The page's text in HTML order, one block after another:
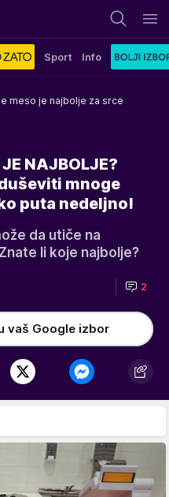
Sport Info
meso je najbolje za srce
NAJBOLJE?
mnoge
puta nedeljno!
da utiče na
li koje najbolje?
2
vaš Google izbor